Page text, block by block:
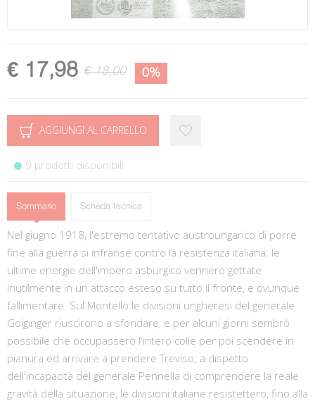
€ 17,98 € 18,00 0%
AGGIUNGI AL CARRELLO
9 prodotti disponibili
Sommario Scheda tecnica
Nel giugno 1918, l'estremo tentativo austroungarico di porre
fine alla guerra si infranse contro la resistenza italiana: le
ultime energie dell'impero asburgico vennero gettate
inutilmente in un attacco esteso su tutto il fronte, e ovunque
fallimentare. Sul Montello le divisioni ungheresi del generale
Goiginger riuscirono a sfondare, e per alcuni giorni sembrò
possibile che occupassero l'intero colle per poi scendere in
pianura ed arrivare a prendere Treviso; a dispetto
dell'incapacità del generale Pennella di comprendere la reale
gravità della situazione, le divisioni italiane resistettero, fino alla